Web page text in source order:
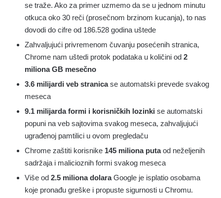
se traže. Ako za primer uzmemo da se u jednom minutu
otkuca oko 30 reči (prosečnom brzinom kucanja), to nas
dovodi do cifre od 186.528 godina uštede
Zahvaljujući privremenom čuvanju posećenih stranica,
Chrome nam uštedi protok podataka u količini od 2
miliona GB mesečno
3.6 milijardi veb stranicase automatski prevede svakog
meseca
9.1 milijarda formi i korisničkih lozinki se automatski
popuni na veb sajtovima svakog meseca, zahvaljujući
ugrađenoj pamtilici u ovom pregledaču
Chrome zaštiti korisnike 145 miliona putaod neželjenih
sadržaja i malicioznih formi svakog meseca
Više od 2.5 miliona dolaraGoogle je isplatio osobama
koje pronađu greške i propuste sigurnosti u Chromu.